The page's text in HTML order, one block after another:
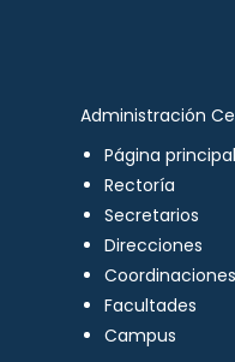
Administración
Página principal
Rectoría
Secretarios
Direcciones
Coordinaciones
Facultades
Campus